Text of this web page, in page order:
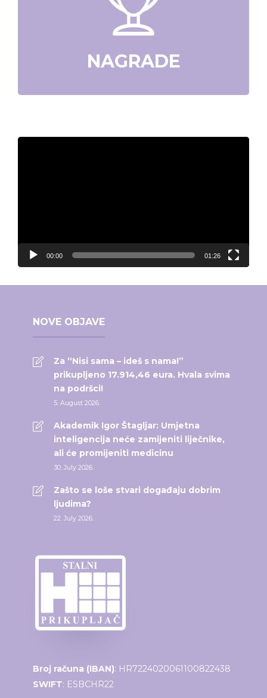
NAGRADE
Video
00:00 01:26
NOVE OBJAVE
Za “Nisi sama – ideš s nama!”
prikupljeno 17.914,46 eura. Hvala svima
na podršci!
5. August 2026.
Akademik Igor Štagljar: Umjetna
inteligencija neće zamijeniti liječnike,
ali će promijeniti medicinu
30. July 2026.
Zašto se loše stvari događaju dobrim
ljudima?
22. July 2026.
Broj računa (IBAN): HR7224020061100822438
SWIFT: ESBCHR22